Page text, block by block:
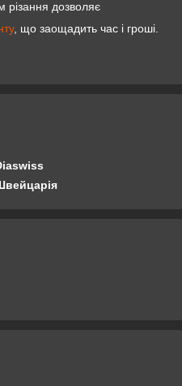
різання дозволяє
, що заощадить час і гроші.